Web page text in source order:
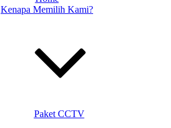
Kenapa Memilih Kami?
Paket CCTV